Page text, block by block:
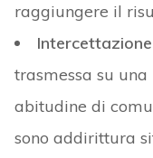
raggiungere il
Intercettazione
trasmessa su
abitudine di
sono addirittura